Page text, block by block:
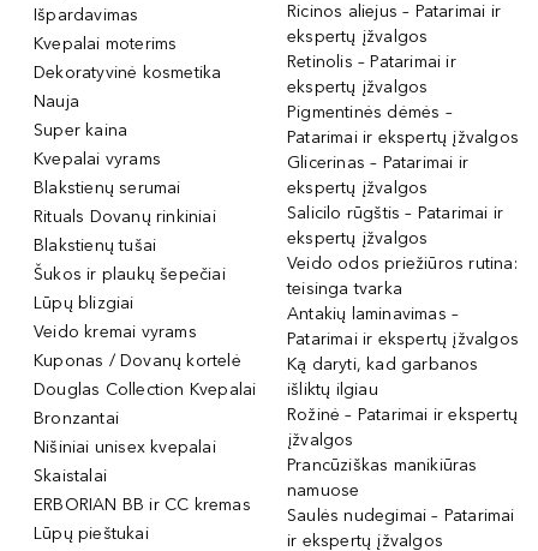
Išpardavimas
Kvepalai moterims
Dekoratyvinė kosmetika
Nauja
Super kaina
Kvepalai vyrams
Blakstienų serumai
Rituals Dovanų rinkiniai
Blakstienų tušai
Šukos ir plaukų šepečiai
Lūpų blizgiai
Veido kremai vyrams
Kuponas / Dovanų kortelė
Douglas Collection Kvepalai
Bronzantai
Nišiniai unisex kvepalai
Skaistalai
ERBORIAN BB ir CC kremas
Lūpų pieštukai
Ricinos aliejus – Patarimai ir
ekspertų įžvalgos
Retinolis – Patarimai ir
ekspertų įžvalgos
Pigmentinės dėmės –
Patarimai ir ekspertų įžvalgos
Glicerinas – Patarimai ir
ekspertų įžvalgos
Salicilo rūgštis – Patarimai ir
ekspertų įžvalgos
Veido odos priežiūros rutina:
teisinga tvarka
Antakių laminavimas –
Patarimai ir ekspertų įžvalgos
Ką daryti, kad garbanos
išliktų ilgiau
Rožinė – Patarimai ir ekspertų
įžvalgos
Prancūziškas manikiūras
namuose
Saulės nudegimai – Patarimai
ir ekspertų įžvalgos